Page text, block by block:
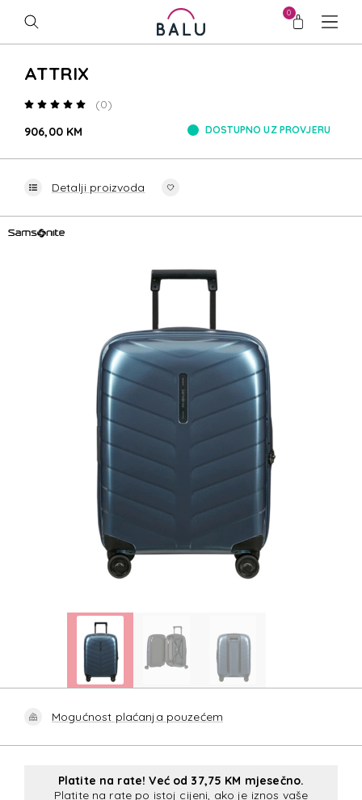
0
ATTRIX
(0)
906,00 KM
DOSTUPNO UZ PROVJERU
Detalji proizvoda
Mogućnost plaćanja pouzećem
Platite na rate! Već od 37,75 KM mjesečno.
Platite na rate po istoj cijeni, ako je iznos vaše